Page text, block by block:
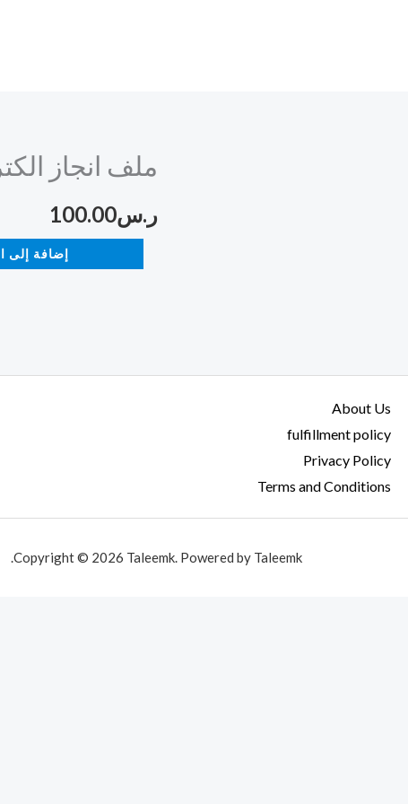
ملف انجاز
ر.س100.00
كمية
انجاز
الكتروني
إضافة إلى
About Us
fulfillment policy
Privacy Policy
Terms and Conditions
Copyright © 2026 Taleemk. Powered by Taleemk.